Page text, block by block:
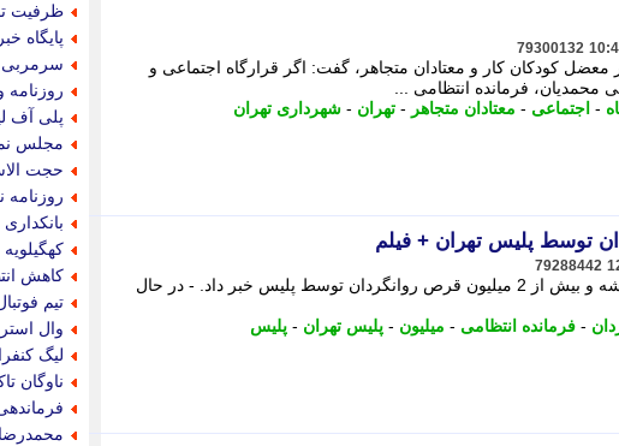
79300132
کودکان کار و معتادان متجاهر، گفت: اگر قرارگاه اجتماعی و
محمدیان، فرمانده انتظامی ...
- اجتماعی - معتادان متجاهر - تهران - شهرداری تهران
79288442
فرمانده انتظامی پایتخت از کشف 450 کیلوگرم شیشه و بیش از 2 میلیون قرص روانگردان توسط پلیس خبر داد. - در ﺣﺎل
- فرمانده انتظامی - میلیون - پلیس تهران - پلیس
ظرفیت
پایگاه
سرمربی
روزنامه
پلی آف
مجلس
حجت
کاهش
تیم
وال
لیگ
ناوگان
محمدرضا